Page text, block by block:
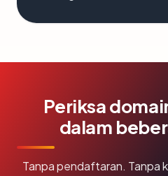
Periksa
dalam
Tanpa pendaftaran. Tanpa